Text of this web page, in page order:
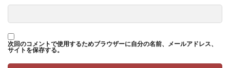
次回のコメントで使用するためブラウザーに自分の名前、メールアドレス、
サイトを保存する。